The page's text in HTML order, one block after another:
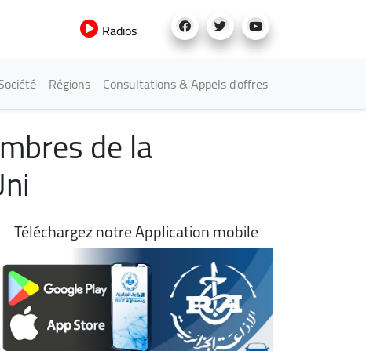
Radios
Régions Consultations & Appels d'offres
de la
Téléchargez notre Application mobile